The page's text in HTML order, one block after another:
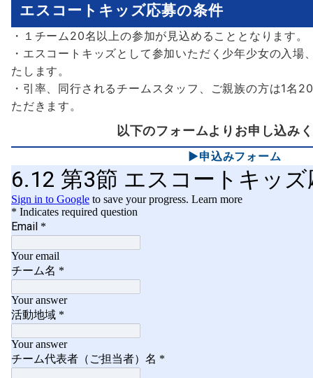
エスコートキッズ応募の条件
・１チーム20名以上の参加が見込めることとなります。
・エスコートキッズとして参加いただく少年少女の入場
たします。
・引率、同行されるチームスタッフ、ご親族の方は1名
ただきます。
以下のフォームよりお申し込み
▶申込みフォーム